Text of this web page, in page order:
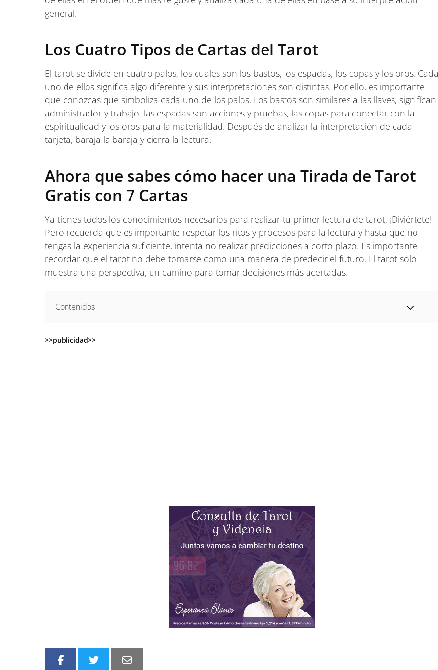
general.
Los Cuatro Tipos de Cartas del Tarot
El tarot se divide en cuatro palos, los cuales son los bastos, los espadas, los copas y los oros. Cada
uno de ellos significa algo diferente y sus interpretaciones son distintas. Por ello, es importante
que conozcas que simboliza cada uno de los palos. Los bastos son similares a las llaves, signifícan
administrador y trabajo, las espadas son acciones y pruebas, las copas para conectar con la
espiritualidad y los oros para la materialidad. Después de analizar la interpretación de cada
tarjeta, baraja la baraja y cierra la lectura.
Ahora que sabes cómo hacer una Tirada de Tarot
Gratis con 7 Cartas
Ya tienes todos los conocimientos necesarios para realizar tu primer lectura de tarot, ¡Diviértete!
Pero recuerda que es importante respetar los ritos y procesos para la lectura y hasta que no
tengas la experiencia suficiente, intenta no realizar predicciones a corto plazo. Es importante
recordar que el tarot no debe tomarse como una manera de predecir el futuro. El tarot solo
muestra una perspectiva, un camino para tomar decisiones más acertadas.
Contenidos
>>publicidad>>